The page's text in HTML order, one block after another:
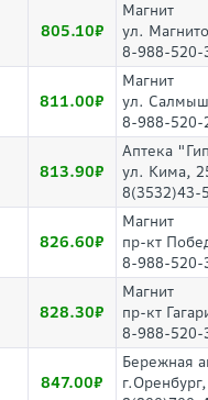
805.10
Магнит
ул.
8-988-520-
811.00
Магнит
ул.
8-988-520-
813.90
Аптека
ул. Кима,
8(3532)43-
826.60
Магнит
пр-кт
8-988-520-
828.30
Магнит
пр-кт
8-988-520-
847.00
Бережная